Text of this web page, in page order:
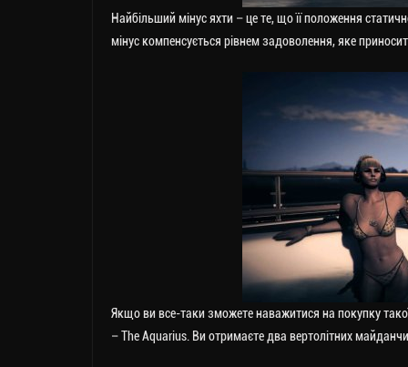
Найбільший мінус яхти – це те, що її положення
мінус компенсується рівнем задоволення, яке
Якщо ви все-таки зможете наважитися на покупку
– The Aquarius. Ви отримаєте два вертолітних